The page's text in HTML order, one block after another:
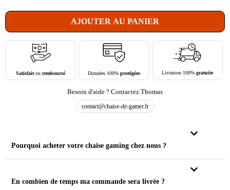
AJOUTER AU PANIER
Satisfaitou remboursé Données 100% protégées Livraison 100%gratuite
Besoin d'aide ? Contactez Thomas
contact@chaise-de-gamer.fr
Pourquoi acheter votre chaise gaming chez nous ?
En combien de temps ma commande sera livrée ?